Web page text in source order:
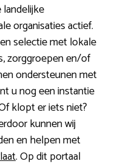
organisaties actief.
selectie met lokale
zorggroepen en/of
ondersteunen met
u nog een instantie
klopt er iets niet?
kunnen wij
en helpen met
. Op dit portaal